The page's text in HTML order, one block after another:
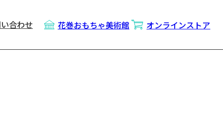
合わせ 花巻おもちゃ美術館 オンラインストア